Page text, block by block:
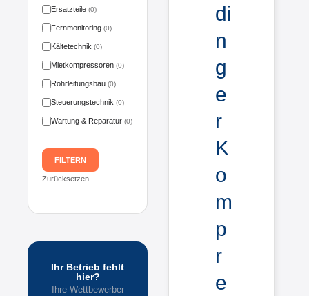
Ersatzteile (0)
Fernmonitoring (0)
Kältetechnik (0)
Mietkompressoren (0)
Rohrleitungsbau (0)
Steuerungstechnik (0)
Wartung & Reparatur (0)
FILTERN
Zurücksetzen
Ihr Betrieb fehlt
hier?
Ihre Wettbewerber
di
n
g
e
r
K
o
m
p
r
e